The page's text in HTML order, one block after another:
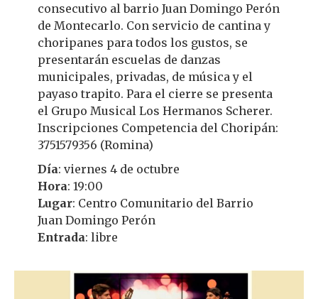
consecutivo al barrio Juan Domingo Perón
de Montecarlo. Con servicio de cantina y
choripanes para todos los gustos, se
presentarán escuelas de danzas
municipales, privadas, de música y el
payaso trapito. Para el cierre se presenta
el Grupo Musical Los Hermanos Scherer.
Inscripciones Competencia del Choripán:
3751579356 (Romina)
Día: viernes 4 de octubre
Hora: 19:00
Lugar: Centro Comunitario del Barrio
Juan Domingo Perón
Entrada: libre